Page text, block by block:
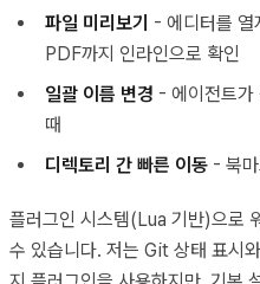
파일 미리보기 - 에디터를 열
PDF까지 인라인으로 확인
일괄 이름 변경 - 에이전트가
때
디렉토리 간 빠른 이동 - 북
플러그인 시스템(Lua 기반)으로
수 있습니다. 저는 Git 상태 표시